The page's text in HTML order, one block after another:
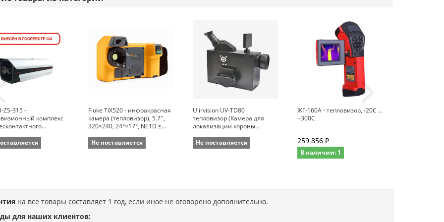
ZS-315 -
комплекс
Fluke TiX520 - инфракрасная
камера (тепловизор), 5.7'',
320×240, 24°×17°, NETD ≤
Не поставляется
Ulirvision UV-TD80
тепловизор (Камера для
локализации короны
Не поставляется
ЖГ-160А - тепловизор, -20С …
+300С
259 856 ₽
В наличии: 1
на все товары составляет 1 год, если иное не оговорено дополнительно.
для наших клиентов: